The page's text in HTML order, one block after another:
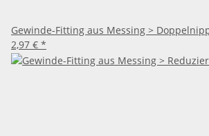
Gewinde-Fitting aus Messing >
2,97 € *